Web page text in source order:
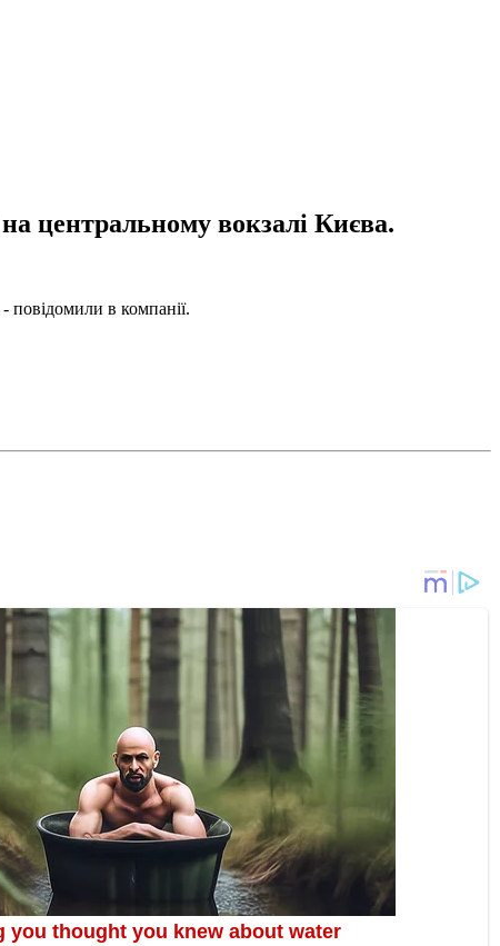
центральному вокзалі Києва.
повідомили в компанії.